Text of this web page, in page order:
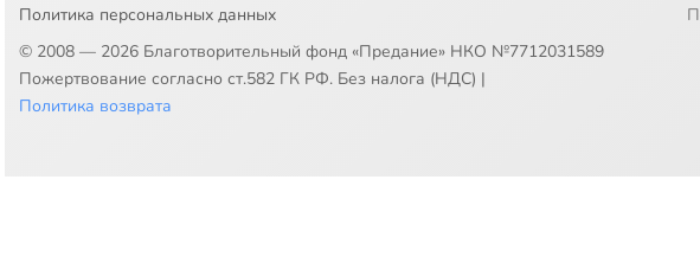
Политика персональных данных
© 2008 — 2026 Благотворительный фонд «Предание» НКО №7712031589
Пожертвование согласно ст.582 ГК РФ. Без налога (НДС) |
Политика возврата